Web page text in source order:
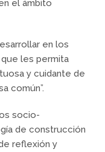
el ámbito
en los
les permita
y cuidante de
común”.
socio-
de construcción
reflexión y